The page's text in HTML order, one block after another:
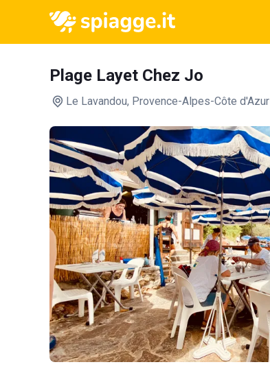
Plage Layet Chez Jo
Le Lavandou, Provence-Alpes-Côte d'Azur